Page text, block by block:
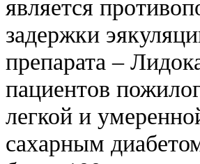
является
задержки
препарата –
пациентов
легкой и
сахарным